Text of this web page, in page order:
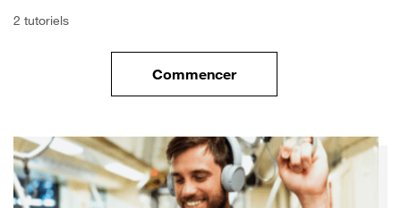
2 tutoriels
Commencerle tuto pour Utiliser le wifi sur